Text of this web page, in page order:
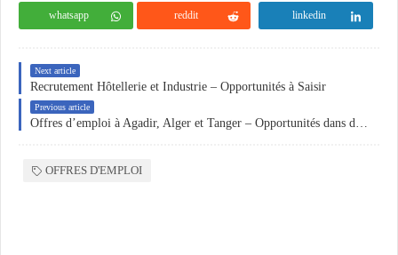
whatsapp reddit linkedin
Next article
Recrutement Hôtellerie et Industrie – Opportunités à Saisir
Previous article
OFFRES D'EMPLOI